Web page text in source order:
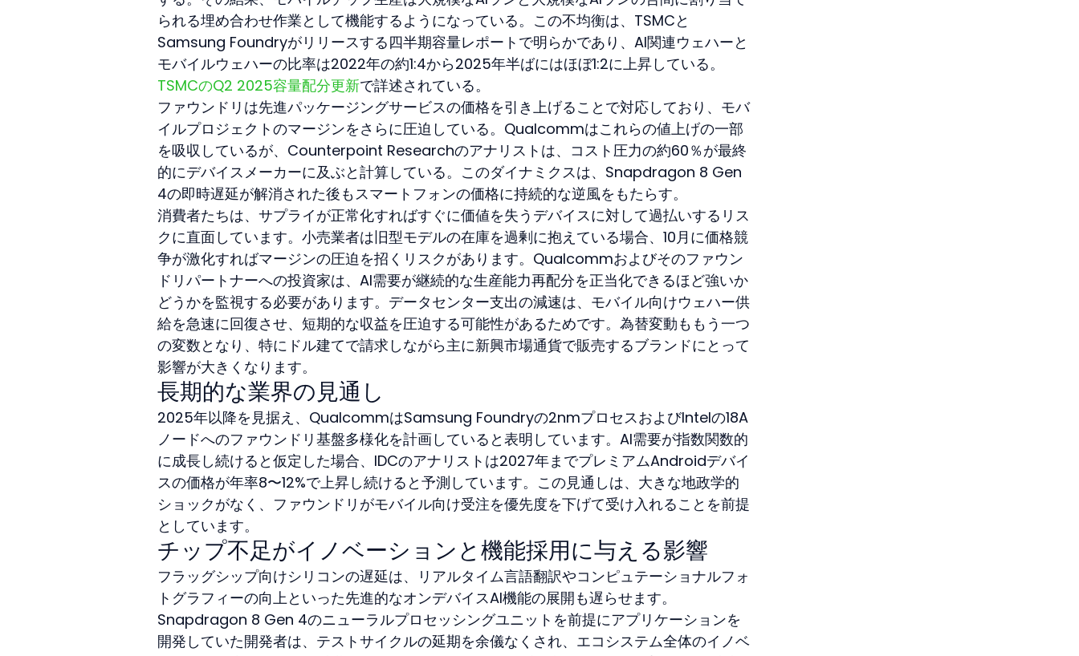
られる埋め合わせ作業として機能するようになっている。この不均衡は、TSMCと
Samsung Foundryがリリースする四半期容量レポートで明らかであり、AI関連ウェハーと
モバイルウェハーの比率は2022年の約1:4から2025年半ばにはほぼ1:2に上昇している。
TSMCのQ2 2025容量配分更新で詳述されている。
ファウンドリは先進パッケージングサービスの価格を引き上げることで対応しており、モバ
イルプロジェクトのマージンをさらに圧迫している。Qualcommはこれらの値上げの一部
を吸収しているが、Counterpoint Researchのアナリストは、コスト圧力の約60％が最終
的にデバイスメーカーに及ぶと計算している。このダイナミクスは、Snapdragon 8 Gen
4の即時遅延が解消された後もスマートフォンの価格に持続的な逆風をもたらす。
消費者たちは、サプライが正常化すればすぐに価値を失うデバイスに対して過払いするリス
クに直面しています。小売業者は旧型モデルの在庫を過剰に抱えている場合、10月に価格競
争が激化すればマージンの圧迫を招くリスクがあります。Qualcommおよびそのファウン
ドリパートナーへの投資家は、AI需要が継続的な生産能力再配分を正当化できるほど強いか
どうかを監視する必要があります。データセンター支出の減速は、モバイル向けウェハー供
給を急速に回復させ、短期的な収益を圧迫する可能性があるためです。為替変動ももう一つ
の変数となり、特にドル建てで請求しながら主に新興市場通貨で販売するブランドにとって
影響が大きくなります。
長期的な業界の見通し
2025年以降を見据え、QualcommはSamsung Foundryの2nmプロセスおよびIntelの18A
ノードへのファウンドリ基盤多様化を計画していると表明しています。AI需要が指数関数的
に成長し続けると仮定した場合、IDCのアナリストは2027年までプレミアムAndroidデバイ
スの価格が年率8〜12%で上昇し続けると予測しています。この見通しは、大きな地政学的
ショックがなく、ファウンドリがモバイル向け受注を優先度を下げて受け入れることを前提
としています。
チップ不足がイノベーションと機能採用に与える影響
フラッグシップ向けシリコンの遅延は、リアルタイム言語翻訳やコンピュテーショナルフォ
トグラフィーの向上といった先進的なオンデバイスAI機能の展開も遅らせます。
Snapdragon 8 Gen 4のニューラルプロセッシングユニットを前提にアプリケーションを
開発していた開発者は、テストサイクルの延期を余儀なくされ、エコシステム全体のイノベ